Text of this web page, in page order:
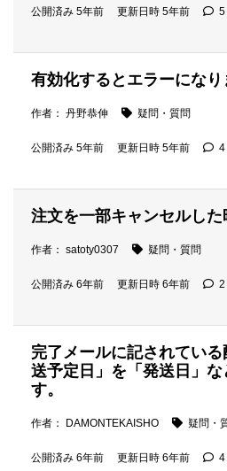
公開済み 5年前 更新日時 5年前 5
有効化するとエラーになり
作者： 丹野恭伸 疑問・質問
公開済み 5年前 更新日時 5年前 4
注文を一部キャンセルし
作者： satoty0307 疑問・質問
公開済み 6年前 更新日時 6年前 2
完了メールに記されてい
送予定日」を「発送日」
す。
作者： DAMONTEKAISHO 疑問・
公開済み 6年前 更新日時 6年前 4